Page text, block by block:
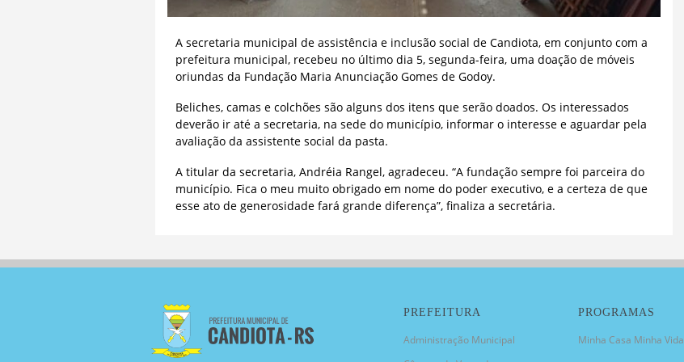
A secretaria municipal de assistência e inclusão social de Candiota, em conjunto com a
prefeitura municipal, recebeu no último dia 5, segunda-feira, uma doação de móveis
oriundas da Fundação Maria Anunciação Gomes de Godoy.
Beliches, camas e colchões são alguns dos itens que serão doados. Os interessados
deverão ir até a secretaria, na sede do município, informar o interesse e aguardar pela
avaliação da assistente social da pasta.
A titular da secretaria, Andréia Rangel, agradeceu. “A fundação sempre foi parceira do
município. Fica o meu muito obrigado em nome do poder executivo, e a certeza de que
esse ato de generosidade fará grande diferença”, finaliza a secretária.
PREFEITURA
Administração Municipal
PROGRAMAS
Minha Casa Minha Vida